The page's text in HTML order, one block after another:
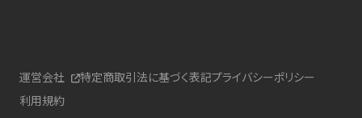
運営会社 特定商取引法に基づく表記プライバシーポリシー
利用規約